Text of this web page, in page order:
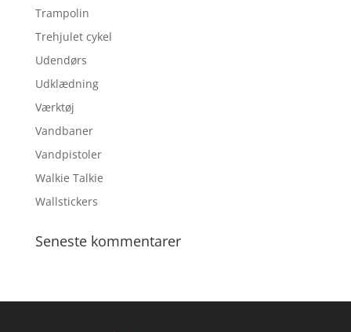
Trampolin
Trehjulet cykel
Udendørs
Udklædning
Værktøj
Vandbaner
Vandpistoler
Walkie Talkie
Wallstickers
Seneste kommentarer